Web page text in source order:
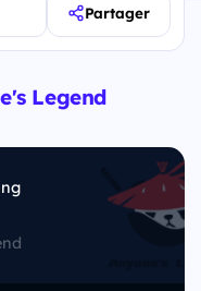
Partager
Legend